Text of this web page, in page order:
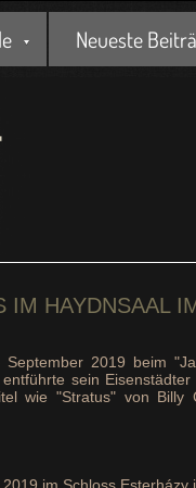
Neueste
IM HAYDNSAAL
September 2019 beim
sein
wie "Stratus" von Billy